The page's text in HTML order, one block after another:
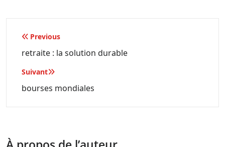
Navigation
de
l’article
Previous
retraite : la solution durable
Suivant
bourses mondiales